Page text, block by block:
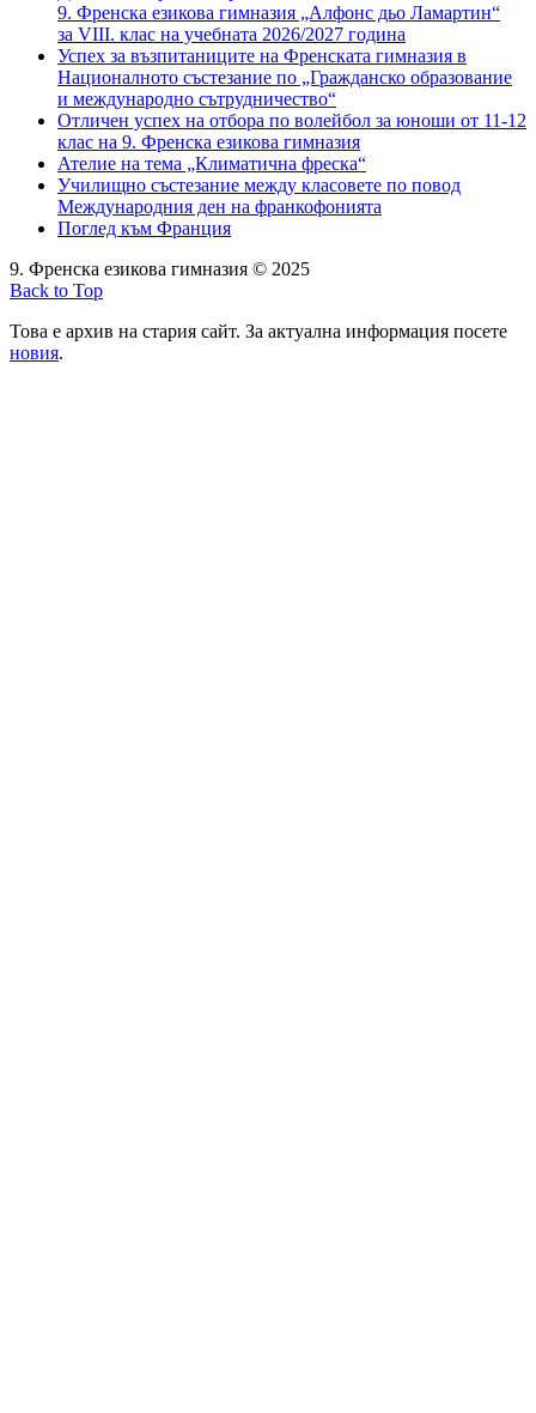
9. Френска езикова гимназия „Алфонс дьо Ламартин“
за VIII. клас на учебната 2026/2027 година
Успех за възпитаниците на Френската гимназия в
Националното състезание по „Гражданско образование
и международно сътрудничество“
Отличен успех на отбора по волейбол за юноши от 11-12
клас на 9. Френска езикова гимназия
Ателие на тема „Климатична фреска“
Училищно състезание между класовете по повод
Международния ден на франкофонията
Поглед към Франция
9. Френска езикова гимназия © 2025
Back to Top
Това е архив на стария сайт. За актуална информация посете
новия.